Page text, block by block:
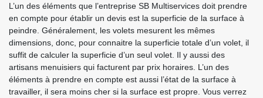
L’un des éléments que l’entreprise SB Multiservices doit prendre
en compte pour établir un devis est la superficie de la surface à
peindre. Généralement, les volets mesurent les mêmes
dimensions, donc, pour connaitre la superficie totale d’un volet, il
suffit de calculer la superficie d’un seul volet. Il y aussi des
artisans menuisiers qui facturent par prix horaires. L’un des
éléments à prendre en compte est aussi l’état de la surface à
travailler, il sera moins cher si la surface est propre. Vous verrez